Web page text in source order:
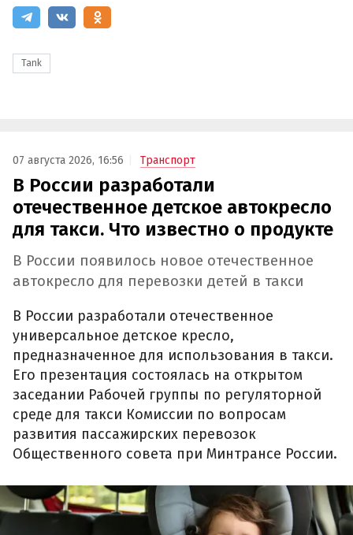
Tank
07 августа 2026, 16:56 Транспорт
В России разработали
отечественное детское автокресло
для такси. Что известно о продукте
В России появилось новое отечественное
автокресло для перевозки детей в такси
В России разработали отечественное
универсальное детское кресло,
предназначенное для использования в такси.
Его презентация состоялась на открытом
заседании Рабочей группы по регуляторной
среде для такси Комиссии по вопросам
развития пассажирских перевозок
Общественного совета при Минтрансе России.